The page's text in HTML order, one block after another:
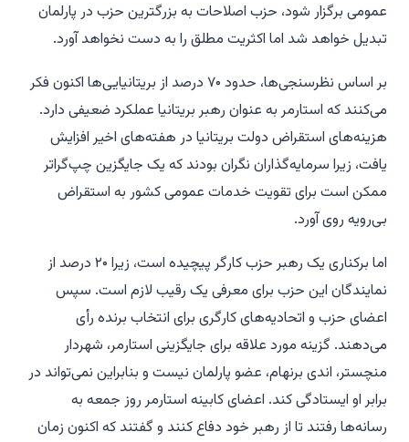
عمومی برگزار شود، حزب اصلاحات به بزرگترین حزب در پارلمان
تبدیل خواهد شد اما اکثریت مطلق را به دست نخواهد آورد.
بر اساس نظرسنجی‌ها، حدود ۷۰ درصد از بریتانیایی‌ها اکنون فکر
می‌کنند که استارمر به عنوان رهبر بریتانیا عملکرد ضعیفی دارد.
هزینه‌های استقراض دولت بریتانیا در هفته‌های اخیر افزایش
یافت، زیرا سرمایه‌گذاران نگران بودند که یک جایگزین چپ‌گراتر
ممکن است برای تقویت خدمات عمومی کشور به استقراض
بی‌رویه روی آورد.
اما برکناری یک رهبر حزب کارگر پیچیده است، زیرا ۲۰ درصد از
نمایندگان این حزب برای معرفی یک رقیب لازم است. سپس
اعضای حزب و اتحادیه‌های کارگری برای انتخاب برنده رأی
می‌دهند. گزینه مورد علاقه برای جایگزینی استارمر، شهردار
منچستر، اندی برنهام، عضو پارلمان نیست و بنابراین نمی‌تواند در
برابر او ایستادگی کند. اعضای کابینه استارمر روز جمعه به
رسانه‌ها رفتند تا از رهبر خود دفاع کنند و گفتند که اکنون زمان